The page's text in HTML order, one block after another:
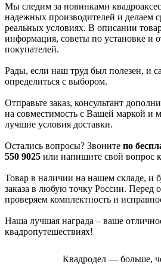
Мы следим за новинками
надежных производителей и делаем
реальных условиях. В описании
информация, советы по установке и
покупателей.
Рады, если наш труд был полезен, и
определиться с выбором.
Отправьте заказ, консультант
на совместимость с Вашей маркой и
лучшие условия доставки.
Остались вопросы? Звоните по
550 9025 или напишите свой вопрос
Товар в наличии на нашем складе, и
заказа в любую точку России. Перед
проверяем комплектность и
Наша лучшая награда – ваше
квадропутешествиях!
Квадродел — больше,